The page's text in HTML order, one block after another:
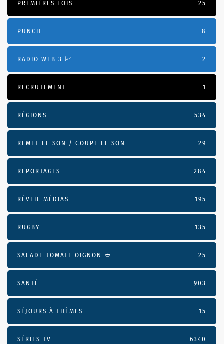
PREMIÈRES FOIS 25
PUNCH 8
RADIO WEB 3 📈 2
RECRUTEMENT 1
RÉGIONS 534
REMET LE SON / COUPE LE SON 29
REPORTAGES 284
RÉVEIL MÉDIAS 195
RUGBY 135
SALADE TOMATE OIGNON 🥙 25
SANTÉ 903
SÉJOURS À THÈMES 15
SÉRIES TV 6340